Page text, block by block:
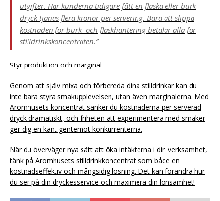
utgifter. Har kunderna tidigare fått en flaska eller burk
dryck tjänas flera kronor per servering. Bara att slippa
kostnaden för burk- och flaskhantering betalar alla för
stilldrinkskoncentraten.”
Styr produktion och marginal
Genom att själv mixa och förbereda dina stilldrinkar kan du
inte bara styra smakupplevelsen, utan även marginalerna. Med
Aromhusets koncentrat sänker du kostnaderna per serverad
dryck dramatiskt, och friheten att experimentera med smaker
ger dig en kant gentemot konkurrenterna.
När du överväger nya sätt att öka intäkterna i din verksamhet,
tänk på Aromhusets stilldrinkkoncentrat som både en
kostnadseffektiv och mångsidig lösning. Det kan förändra hur
du ser på din dryckesservice och maximera din lönsamhet!